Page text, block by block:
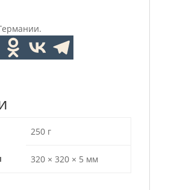
250 г
320 × 320 × 5 мм